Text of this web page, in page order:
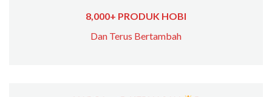
8,000+ PRODUK HOBI
Dan Terus Bertambah